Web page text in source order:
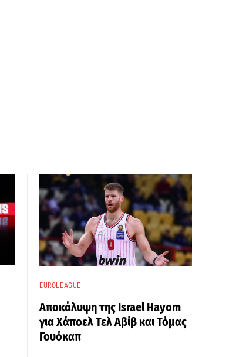
EUROLEAGUE
Αποκάλυψη της Israel Hayom
για Χάποελ Τελ Αβίβ και Τόμας
Γουόκαπ